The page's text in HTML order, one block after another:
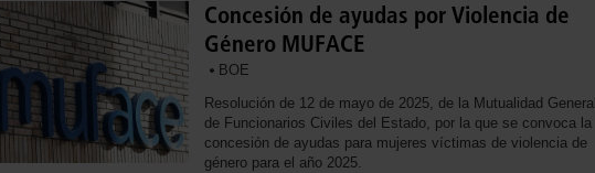
Concesión de ayudas por Violencia de
Género MUFACE
BOE
Resolución de 12 de mayo de 2025, de la Mutualidad General
de Funcionarios Civiles del Estado, por la que se convoca la
concesión de ayudas para mujeres víctimas de violencia de
género para el año 2025.